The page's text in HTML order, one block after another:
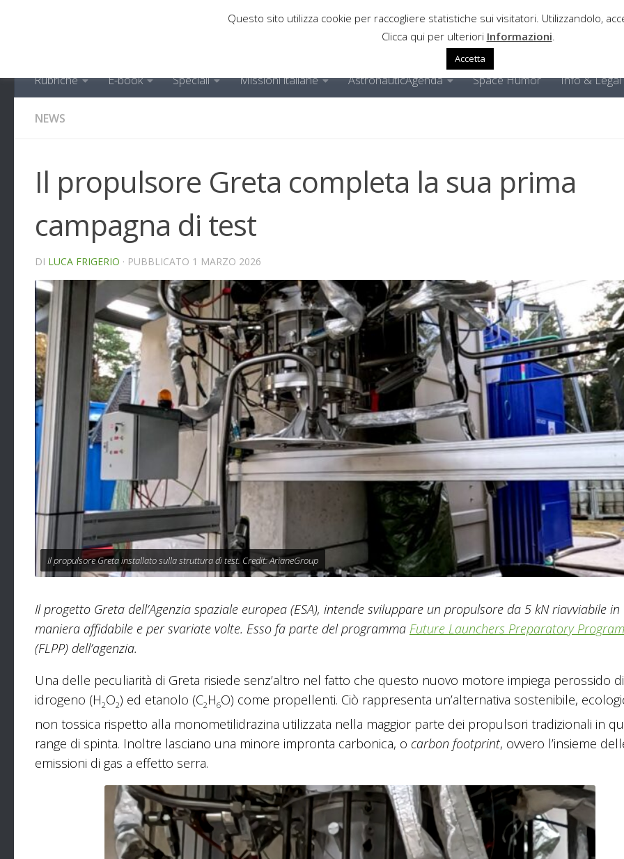
Rubriche E-book Speciali Missioni italiane AstronauticAgenda Space Humor Info & Legal
NEWS
Il propulsore Greta completa la sua prima
campagna di test
DI LUCA FRIGERIO · PUBBLICATO 1 MARZO 2026
Il propulsore Greta installato sulla struttura di test. Credit: ArianeGroup
Il progetto Greta dell’Agenzia spaziale europea (ESA), intende sviluppare un propulsore da 5 kN riavviabile in
maniera affidabile e per svariate volte. Esso fa parte del programma Future Launchers Preparatory
(FLPP) dell’agenzia.
Una delle peculiarità di Greta risiede senz’altro nel fatto che questo nuovo motore impiega perossido di
idrogeno (H2O2) ed etanolo (C2 H6O) come propellenti. Ciò rappresenta un’alternativa sostenibile,
non tossica rispetto alla monometilidrazina utilizzata nella maggior parte dei propulsori tradizionali in
range di spinta. Inoltre lasciano una minore impronta carbonica, o carbon footprint, ovvero l’insieme
emissioni di gas a effetto serra.
Questo sito utilizza cookie per raccogliere statistiche sui visitatori. Utilizzandolo,
Clicca qui per ulteriori Informazioni
Accetta